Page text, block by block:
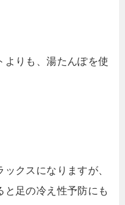
よりも、湯たんぽを使
クスになりますが、
足の冷え性予防にも